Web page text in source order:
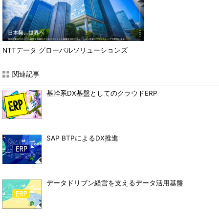
NTTデータ グローバルソリューションズ
関連記事
基幹系DX基盤としてのクラウドERP
SAP BTPによるDX推進
データドリブン経営を支えるデータ活用基盤